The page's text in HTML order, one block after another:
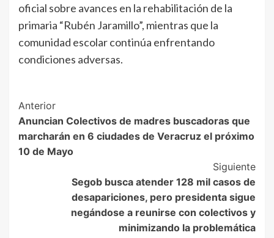
oficial sobre avances en la rehabilitación de la
primaria “Rubén Jaramillo”, mientras que la
comunidad escolar continúa enfrentando
condiciones adversas.
Post
Navigation
Anterior
Anuncian Colectivos de madres buscadoras que
marcharán en 6 ciudades de Veracruz el próximo
10 de Mayo
Siguiente
Segob busca atender 128 mil casos de
desapariciones, pero presidenta sigue
negándose a reunirse con colectivos y
minimizando la problemática